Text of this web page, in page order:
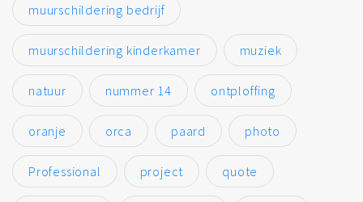
muurschildering bedrijf
muurschildering kinderkamer muziek
natuur nummer 14 ontploffing
oranje orca paard photo
Professional project quote